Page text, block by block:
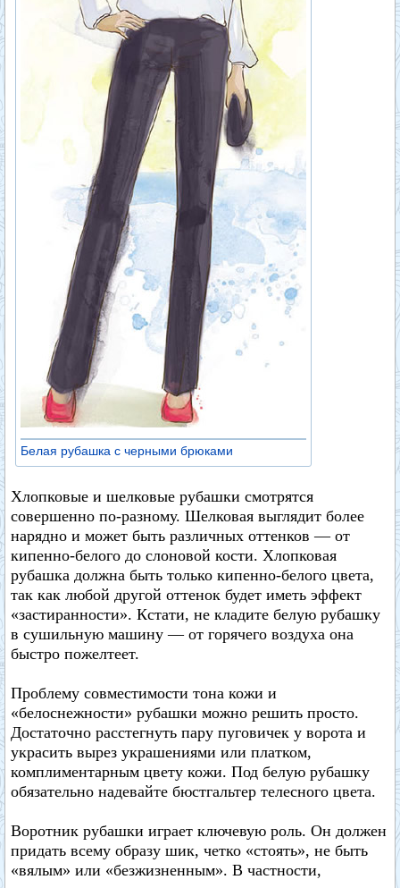
Белая рубашка с черными брюками
Хлопковые и шелковые рубашки смотрятся
совершенно по-разному. Шелковая выглядит более
нарядно и может быть различных оттенков — от
кипенно-белого до слоновой кости. Хлопковая
рубашка должна быть только кипенно-белого цвета,
так как любой другой оттенок будет иметь эффект
«застиранности». Кстати, не кладите белую рубашку
в сушильную машину — от горячего воздуха она
быстро пожелтеет.
Проблему совместимости тона кожи и
«белоснежности» рубашки можно решить просто.
Достаточно расстегнуть пару пуговичек у ворота и
украсить вырез украшениями или платком,
комплиментарным цвету кожи. Под белую рубашку
обязательно надевайте бюстгальтер телесного цвета.
Воротник рубашки играет ключевую роль. Он должен
придать всему образу шик, четко «стоять», не быть
«вялым» или «безжизненным». В частности,